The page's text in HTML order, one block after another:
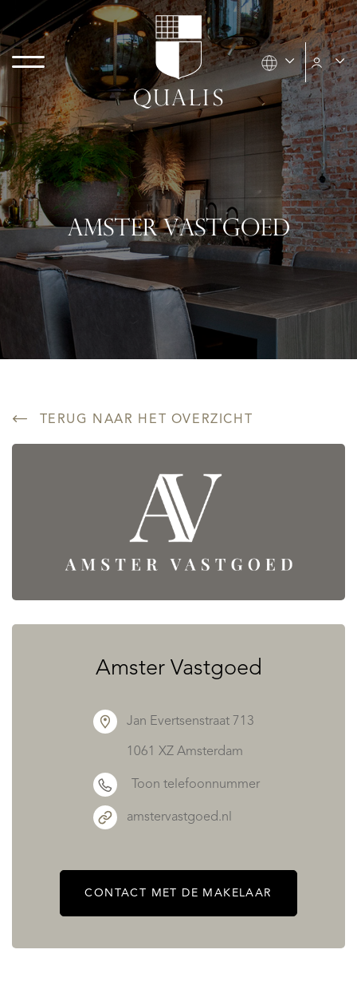
AMSTER VASTGOED
TERUG NAAR HET OVERZICHT
Amster Vastgoed
Jan Evertsenstraat 713
1061 XZ Amsterdam
Toon telefoonnummer
amstervastgoed.nl
CONTACT MET DE MAKELAAR